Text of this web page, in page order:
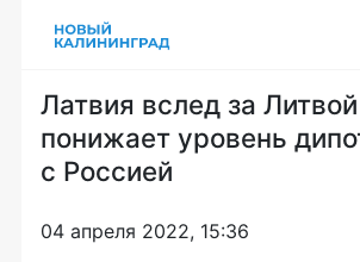
Латвия вслед за Литвой
понижает уровень
с Россией
04 апреля 2022, 15:36